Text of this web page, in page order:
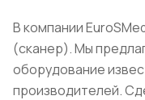
В компании
(сканер). Мы
оборудование
производителей.